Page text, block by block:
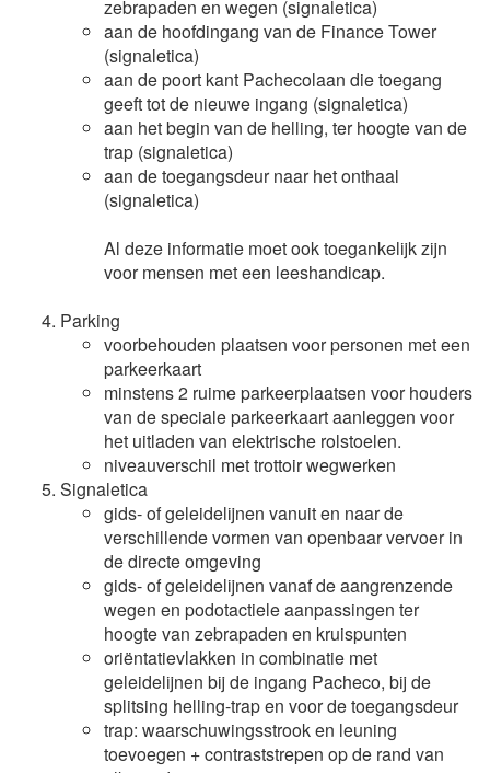
zebrapaden en wegen (signaletica)
aan de hoofdingang van de Finance Tower
(signaletica)
aan de poort kant Pachecolaan die toegang
geeft tot de nieuwe ingang (signaletica)
aan het begin van de helling, ter hoogte van de
trap (signaletica)
aan de toegangsdeur naar het onthaal
(signaletica)
Al deze informatie moet ook toegankelijk zijn
voor mensen met een leeshandicap.
Parking
voorbehouden plaatsen voor personen met een
parkeerkaart
minstens 2 ruime parkeerplaatsen voor houders
van de speciale parkeerkaart aanleggen voor
het uitladen van elektrische rolstoelen.
niveauverschil met trottoir wegwerken
Signaletica
gids- of geleidelijnen vanuit en naar de
verschillende vormen van openbaar vervoer in
de directe omgeving
gids- of geleidelijnen vanaf de aangrenzende
wegen en podotactiele aanpassingen ter
hoogte van zebrapaden en kruispunten
oriëntatievlakken in combinatie met
geleidelijnen bij de ingang Pacheco, bij de
splitsing helling-trap en voor de toegangsdeur
trap: waarschuwingsstrook en leuning
toevoegen + contraststrepen op de rand van